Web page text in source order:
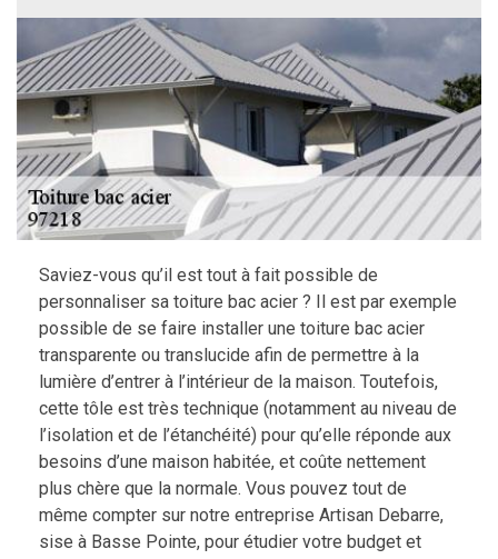
Saviez-vous qu’il est tout à fait possible de
personnaliser sa toiture bac acier ? Il est par exemple
possible de se faire installer une toiture bac acier
transparente ou translucide afin de permettre à la
lumière d’entrer à l’intérieur de la maison. Toutefois,
cette tôle est très technique (notamment au niveau de
l’isolation et de l’étanchéité) pour qu’elle réponde aux
besoins d’une maison habitée, et coûte nettement
plus chère que la normale. Vous pouvez tout de
même compter sur notre entreprise Artisan Debarre,
sise à Basse Pointe, pour étudier votre budget et